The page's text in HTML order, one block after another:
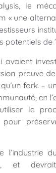
le
« une
de
avaient
preuve
fork –
en
le
pour
l’industrie
et